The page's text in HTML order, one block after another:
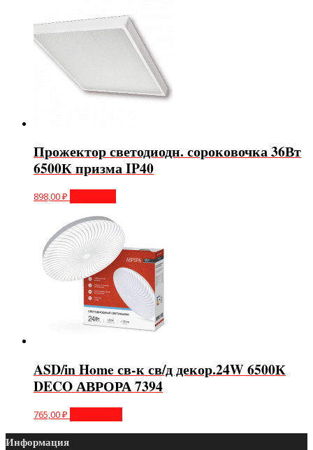
Прожектор светодиодн. сороковочка 36Вт
6500К призма IP40
898,00₽
ASD/in Home св-к св/д декор.24W 6500К
DECO АВРОРА 7394
765,00₽
Информация